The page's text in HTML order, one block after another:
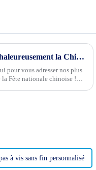
Changzhou Haisheng Electric Co., Ltd. félicite chaleureusement la Chine à l'occasion de sa 74e fête nationale !
pour vous adresser nos plus
Fête nationale chinoise !
à vis sans fin personnalisé